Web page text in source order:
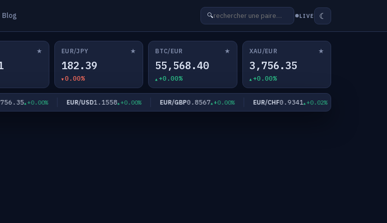
Blog 🔍 LIVE ☾
★ EUR/JPY ★
182.39
0.00%
BTC/EUR ★
55,568.40
+0.00%
XAU/EUR ★
3,756.35
+0.00%
+0.00% EUR/USD1.1558 +0.00% EUR/GBP0.8567 +0.00% EUR/CHF0.9341 +0.02%